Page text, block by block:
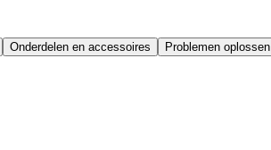
Onderdelen en accessoires Problemen oplossen